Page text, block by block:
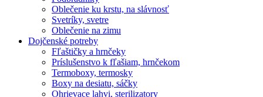
Oblečenie ku krstu, na slávnosť
Svetríky, svetre
Oblečenie na zimu
Dojčenské potreby
Fľaštičky a hrnčeky
Príslušenstvo k fľašiam, hrnčekom
Termoboxy, termosky
Boxy na desiatu, sáčky
Ohrievace lahvi, sterilizatory